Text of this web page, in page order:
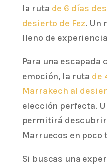
la ruta de 6 días
desierto de Fez. Un
lleno de
Para una escapada
emoción, la ruta de
Marrakech al
elección perfecta.
permitirá descubrir
Marruecos en poco
Si buscas una